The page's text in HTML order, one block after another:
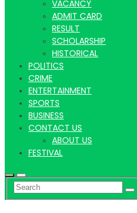
Latest
Hindi
News
VACANCY
ADMIT CARD
RESULT
SCHOLARSHIP
HISTORICAL
POLITICS
CRIME
ENTERTAINMENT
SPORTS
BUSINESS
CONTACT US
ABOUT US
FESTIVAL